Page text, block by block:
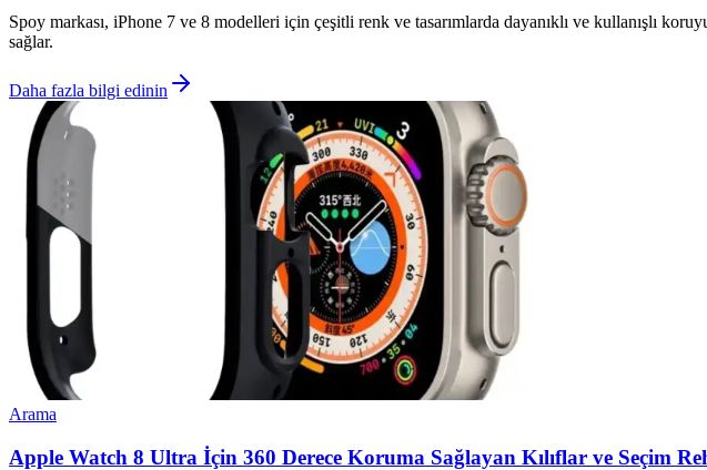
Spoy markası, iPhone 7 ve 8 modelleri için çeşitli renk ve tasarımlarda dayanıklı ve kullanışlı
sağlar.
Daha fazla bilgi edinin
Arama
Apple Watch 8 Ultra İçin 360 Derece Koruma Sağlayan Kılıflar ve Seçim